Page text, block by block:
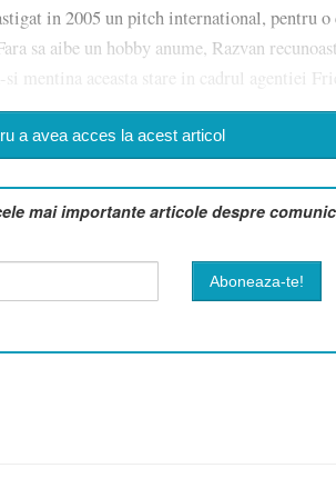
in 2005 un pitch international, pentru o
sa aibe un hobby anume, Razvan
mentina aceasta stare in cadrul agentiei
a avea acces la acest articol
mai importante articole despre